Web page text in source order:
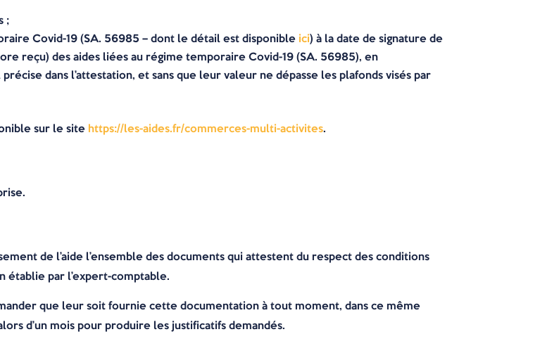
;
Covid-19 (SA. 56985 – dont le détail est disponible ici) à la date de signature de
reçu) des aides liées au régime temporaire Covid-19 (SA. 56985), en
dans l’attestation, et sans que leur valeur ne dépasse les plafonds visés par
sur le site https://les-aides.fr/commerces-multi-activites.
de l’aide l’ensemble des documents qui attestent du respect des conditions
établie par l’expert-comptable.
que leur soit fournie cette documentation à tout moment, dans ce même
d’un mois pour produire les justificatifs demandés.